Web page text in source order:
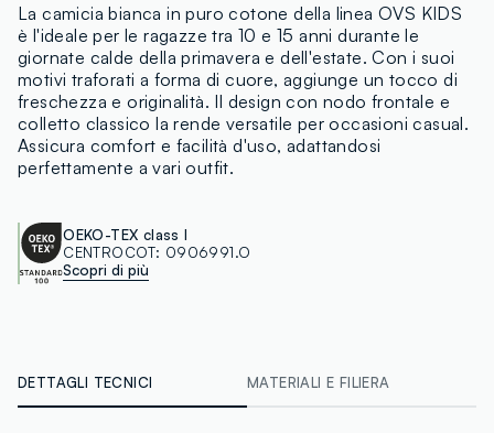
La camicia bianca in puro cotone della linea OVS KIDS
è l'ideale per le ragazze tra 10 e 15 anni durante le
giornate calde della primavera e dell'estate. Con i suoi
motivi traforati a forma di cuore, aggiunge un tocco di
freschezza e originalità. Il design con nodo frontale e
colletto classico la rende versatile per occasioni casual.
Assicura comfort e facilità d'uso, adattandosi
perfettamente a vari outfit.
OEKO-TEX class I
CENTROCOT: 0906991.O
Scopri di più
DETTAGLI TECNICI MATERIALI E FILIERA